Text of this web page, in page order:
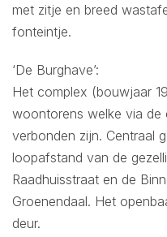
met zitje en breed
fonteintje.
‘De Burghave’:
Het complex (bouwjaar
woontorens welke via de
verbonden zijn. Centraal
loopafstand van de
Raadhuisstraat en de
Groenendaal. Het
deur.